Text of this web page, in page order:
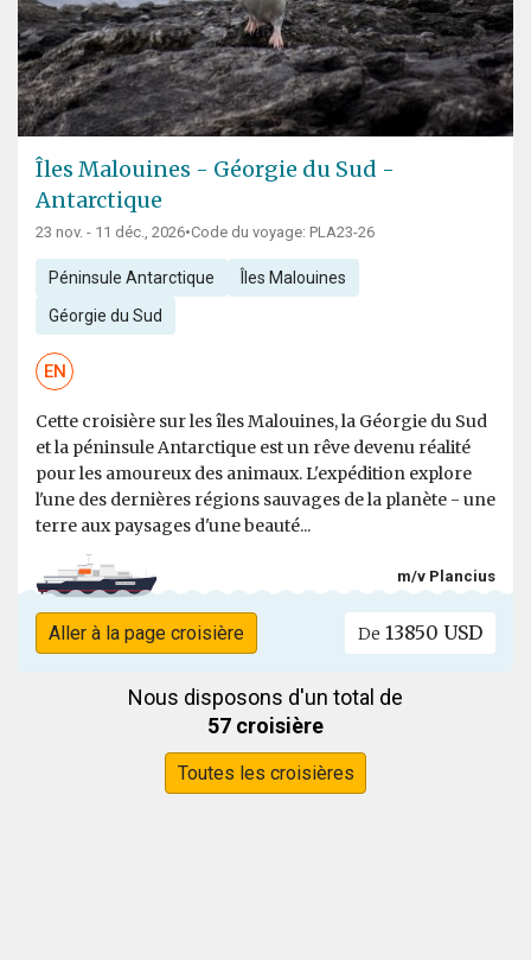
Îles Malouines - Géorgie du Sud -
Antarctique
23 nov. - 11 déc., 2026•Code du voyage: PLA23-26
Péninsule Antarctique Îles Malouines
Géorgie du Sud
EN
Cette croisière sur les îles Malouines, la Géorgie du Sud
et la péninsule Antarctique est un rêve devenu réalité
pour les amoureux des animaux. L'expédition explore
l'une des dernières régions sauvages de la planète - une
terre aux paysages d'une beauté...
m/v Plancius
Aller à la page croisière De 13850 USD
Nous disposons d'un total de
57 croisière
Toutes les croisières